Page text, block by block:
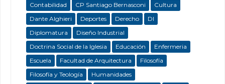
Contabilidad
CP Santiago Bernasconi
Cultura
Dante Alghieri
Deportes Derecho
DI
Diplomatura
Diseño Industrial
Doctrina Social de la Iglesia
Educación
Enfermeria
Escuela
Facultad de Arquitectura
Filosofía
Filosofía y Teología
Humanidades